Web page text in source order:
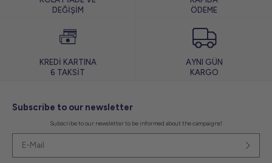
DEĞİŞİM
ÖDEME
KREDİ KARTINA
6 TAKSİT
AYNI GÜN
KARGO
Subscribe to our newsletter
Subscribe to our newsletter to be informed about the campaigns!